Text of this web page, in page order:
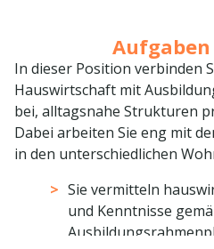
Aufgaben
In dieser Position verbinden
Hauswirtschaft mit
bei, alltagsnahe Strukturen
Dabei arbeiten Sie eng mit
in den unterschiedlichen
Sie vermitteln
und Kenntnisse